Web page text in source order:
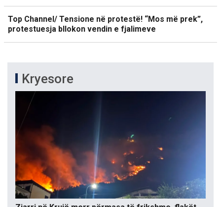
Top Channel/ Tensione në protestë! “Mos më prek”,
protestuesja bllokon vendin e fjalimeve
Kryesore